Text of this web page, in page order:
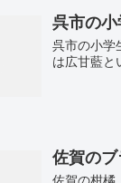
呉市の
呉市の小学
は広甘藍と
佐賀の
佐賀の柑橘